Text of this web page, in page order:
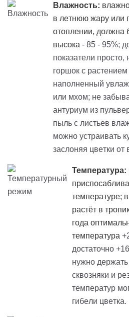
Влажность:
в летнюю жару или
отоплении, должна
высока - 85 - 95%;
показатели просто,
горшок с
наполненный
или мхом; не
антуриум из
пыль с листьев
можно устраивать
заслоняя цветки от
Температура:
температуре;
растёт в
года
температура
достаточно
нужно
сквозняки и
температур
гибели цветка.